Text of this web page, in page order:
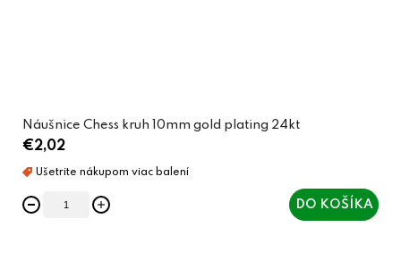
Náušnice Chess kruh 10mm gold plating 24kt
€2,02
DO KOŠÍKA